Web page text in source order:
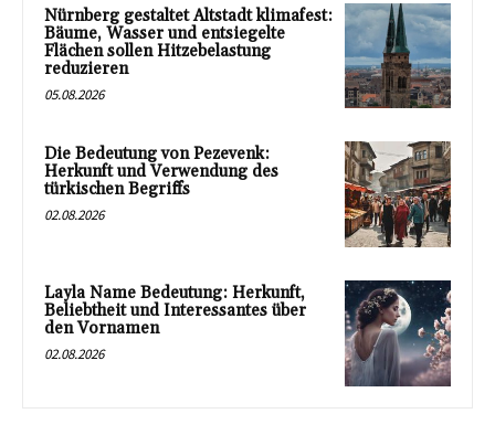
Nürnberg gestaltet Altstadt klimafest:
Bäume, Wasser und entsiegelte
Flächen sollen Hitzebelastung
reduzieren
05.08.2026
Die Bedeutung von Pezevenk:
Herkunft und Verwendung des
türkischen Begriffs
02.08.2026
Layla Name Bedeutung: Herkunft,
Beliebtheit und Interessantes über
den Vornamen
02.08.2026